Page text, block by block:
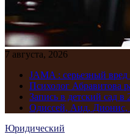
7 августа, 2026
JAMA : серьезный
Психолог Абравитова
Запись в детский сад в
Одиссей, Аид, Дионис,
Юридический